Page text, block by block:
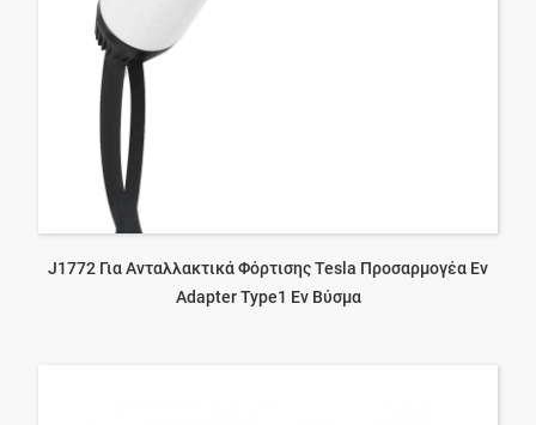
J1772 Για Ανταλλακτικά Φόρτισης Tesla Προσαρμογέα Ev
Adapter Type1 Ev Βύσμα